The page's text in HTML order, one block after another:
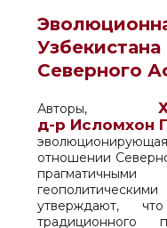
Северного
Авторы,
д-р Исломхон
отношении
утверждают,
традиционного